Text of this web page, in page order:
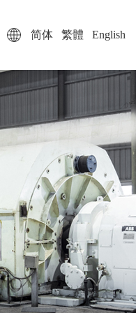
简体 繁體 English